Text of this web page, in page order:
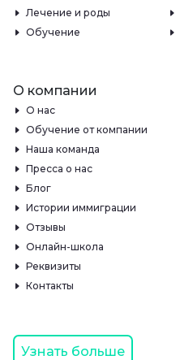
Лечение и роды
Обучение
О компании
О нас
Обучение от компании
Наша команда
Пресса о нас
Блог
Истории иммиграции
Отзывы
Онлайн-школа
Реквизиты
Контакты
Узнать больше